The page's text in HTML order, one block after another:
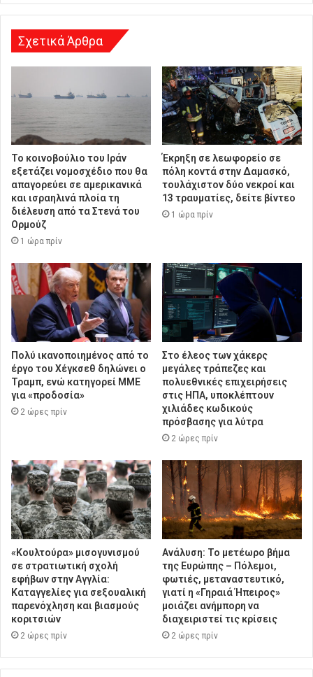
η
Σχετικά Άρθρα
Το κοινοβούλιο του Ιράν
εξετάζει νομοσχέδιο που θα
απαγορεύει σε αμερικανικά
και ισραηλινά πλοία τη
διέλευση από τα Στενά του
Ορμούζ
1 ώρα πρίν
Έκρηξη σε λεωφορείο σε
πόλη κοντά στην Δαμασκό,
τουλάχιστον δύο νεκροί και
13 τραυματίες, δείτε βίντεο
1 ώρα πρίν
Πολύ ικανοποιημένος από το
έργο του Χέγκσεθ δηλώνει ο
Τραμπ, ενώ κατηγορεί ΜΜΕ
για «προδοσία»
2 ώρες πρίν
Στο έλεος των χάκερς
μεγάλες τράπεζες και
πολυεθνικές επιχειρήσεις
στις ΗΠΑ, υποκλέπτουν
χιλιάδες κωδικούς
πρόσβασης για λύτρα
2 ώρες πρίν
«Κουλτούρα» μισογυνισμού
σε στρατιωτική σχολή
εφήβων στην Αγγλία:
Καταγγελίες για σεξουαλική
παρενόχληση και βιασμούς
κοριτσιών
2 ώρες πρίν
Ανάλυση: Το μετέωρο βήμα
της Ευρώπης – Πόλεμοι,
φωτιές, μεταναστευτικό,
γιατί η «Γηραιά Ήπειρος»
μοιάζει ανήμπορη να
διαχειριστεί τις κρίσεις
2 ώρες πρίν